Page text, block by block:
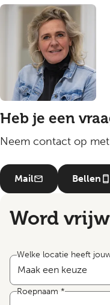
Heb je een
Neem contact op
Mail Bellen
Word
Welke locatie heeft
Roepnaam *